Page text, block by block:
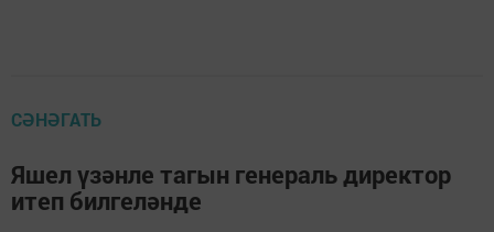
СӘНӘГАТЬ
Яшел үзәнле тагын генераль директор
итеп билгеләнде